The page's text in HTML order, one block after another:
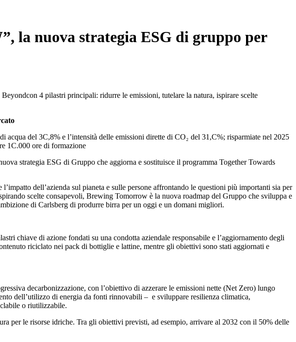
la nuova strategia ESG di gruppo per
4 pilastri principali: ridurre le emissioni, tutelare la natura, ispirare scelte
del 3C,8% e l’intensità delle emissioni dirette di CO₂ del 31,C%; risparmiate nel 2025
1C.000 ore di formazione
strategia ESG di Gruppo che aggiorna e sostituisce il programma Together Towards
dell’azienda sul pianeta e sulle persone affrontando le questioni più importanti sia per
scelte consapevoli, Brewing Tomorrow è la nuova roadmap del Gruppo che sviluppa e
di Carlsberg di produrre birra per un oggi e un domani migliori.
chiave di azione fondati su una condotta aziendale responsabile e l’aggiornamento degli
riciclato nei pack di bottiglie e lattine, mentre gli obiettivi sono stati aggiornati e
decarbonizzazione, con l’obiettivo di azzerare le emissioni nette (Net Zero) lungo
dell’utilizzo di energia da fonti rinnovabili – e sviluppare resilienza climatica,
o riutilizzabile.
per le risorse idriche. Tra gli obiettivi previsti, ad esempio, arrivare al 2032 con il 50% delle